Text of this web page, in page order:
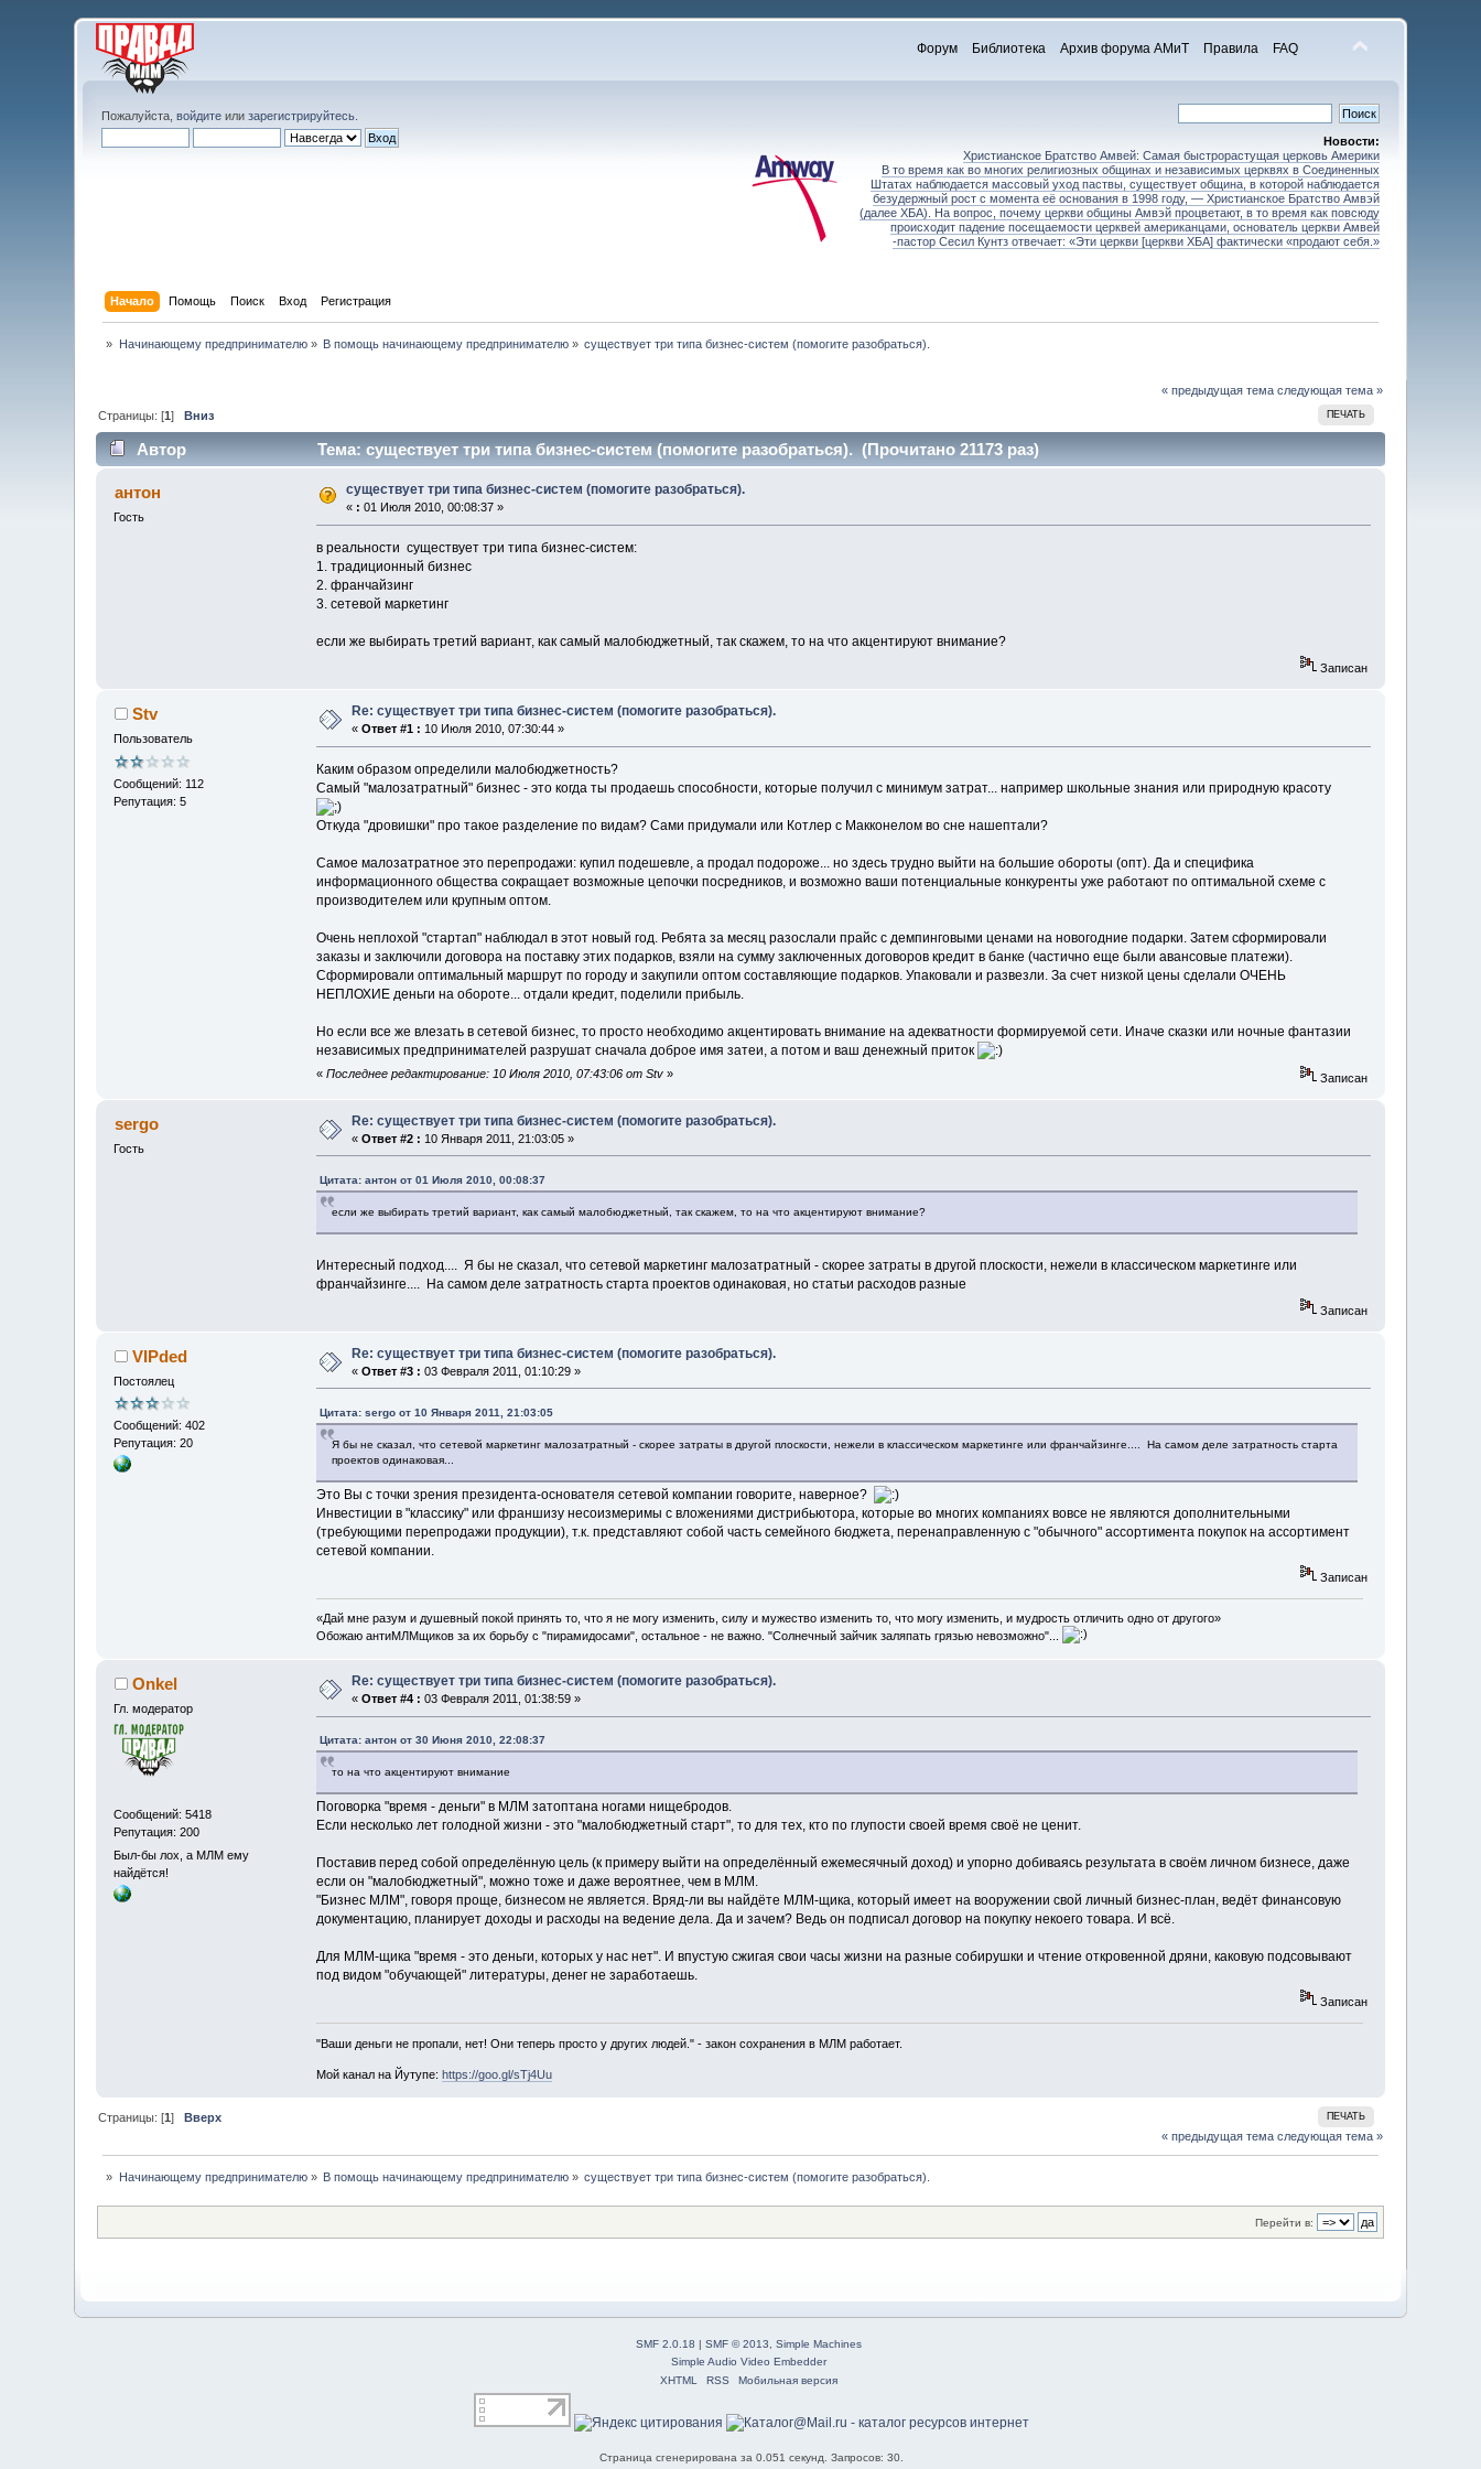
Форум Библиотека Архив форума АМиТ Правила FAQ
Пожалуйста,войдите илизарегистрируйтесь
Новости:
Христианское Братство Амвей: Самая быстрорастущая церковь Америки
В то время как во многих религиозных общинах и независимых церквях в Соединенных
Штатах наблюдается массовый уход паствы, существует община, в которой наблюдается
безудержный рост с момента её основания в 1998 году, — Христианское Братство Амвэй
(далее ХБА). На вопрос, почему церкви общины Амвэй процветают, в то время как повсюду
происходит падение посещаемости церквей американцами, основатель церкви Амвей
-пастор Сесил Кунтз отвечает: «Эти церкви [церкви ХБА] фактически «продают себя.»
Начало Помощь Поиск Вход Регистрация
» Начинающему предпринимателю» В помощь начинающему предпринимателю » существует три типа бизнес-систем (помогите разобраться).
« предыдущая тема следующая тема »
ПЕЧАТЬ
Страницы: [1]Вниз
Автор Тема: существует три типа бизнес-систем (помогите разобраться). (Прочитано 21173 раз)
антон
Гость
существует три типа бизнес-систем (помогите разобраться).
« : 01 Июля 2010, 00:08:37 »
в реальности существует три типа бизнес-систем:
1. традиционный бизнес
2. франчайзинг
3. сетевой маркетинг
если же выбирать третий вариант, как самый малобюджетный, так скажем, то на что акцентируют внимание?
Записан
Stv
Пользователь
Сообщений: 112
Репутация: 5
Re: существует три типа бизнес-систем (помогите разобраться).
«Ответ #1 : 10 Июля 2010, 07:30:44 »
Каким образом определили малобюджетность?
Самый "малозатратный" бизнес - это когда ты продаешь способности, которые получил с минимум затрат... например школьные знания или природную красоту
Откуда "дровишки" про такое разделение по видам? Сами придумали или Котлер с Макконелом во сне нашептали?
Самое малозатратное это перепродажи: купил подешевле, а продал подороже... но здесь трудно выйти на большие обороты (опт). Да и специфика
информационного общества сокращает возможные цепочки посредников, и возможно ваши потенциальные конкуренты уже работают по оптимальной схеме с
производителем или крупным оптом.
Очень неплохой "стартап" наблюдал в этот новый год. Ребята за месяц разослали прайс с демпинговыми ценами на новогодние подарки. Затем сформировали
заказы и заключили договора на поставку этих подарков, взяли на сумму заключенных договоров кредит в банке (частично еще были авансовые платежи).
Сформировали оптимальный маршрут по городу и закупили оптом составляющие подарков. Упаковали и развезли. За счет низкой цены сделали ОЧЕНЬ
НЕПЛОХИЕ деньги на обороте... отдали кредит, поделили прибыль.
Но если все же влезать в сетевой бизнес, то просто необходимо акцентировать внимание на адекватности формируемой сети. Иначе сказки или ночные фантазии
независимых предпринимателей разрушат сначала доброе имя затеи, а потом и ваш денежный приток
« Последнее редактирование: 10 Июля 2010, 07:43:06 от Stv» Записан
sergo
Гость
Re: существует три типа бизнес-систем (помогите разобраться).
«Ответ #2 : 10 Января 2011, 21:03:05 »
Цитата: антон от 01 Июля 2010, 00:08:37
если же выбирать третий вариант, как самый малобюджетный, так скажем, то на что акцентируют внимание?
Интересный подход.... Я бы не сказал, что сетевой маркетинг малозатратный - скорее затраты в другой плоскости, нежели в классическом маркетинге или
франчайзинге.... На самом деле затратность старта проектов одинаковая, но статьи расходов разные
Записан
VIPded
Постоялец
Сообщений: 402
Репутация: 20
Re: существует три типа бизнес-систем (помогите разобраться).
«Ответ #3 : 03 Февраля 2011, 01:10:29 »
Цитата: sergo от 10 Января 2011, 21:03:05
Я бы не сказал, что сетевой маркетинг малозатратный - скорее затраты в другой плоскости, нежели в классическом маркетинге или франчайзинге.... На самом деле затратность старта
проектов одинаковая...
Это Вы с точки зрения президента-основателя сетевой компании говорите, наверное?
Инвестиции в "классику" или франшизу несоизмеримы с вложениями дистрибьютора, которые во многих компаниях вовсе не являются дополнительными
(требующими перепродажи продукции), т.к. представляют собой часть семейного бюджета, перенаправленную с "обычного" ассортимента покупок на ассортимент
сетевой компании.
Записан
«Дай мне разум и душевный покой принять то, что я не могу изменить, силу и мужество изменить то, что могу изменить, и мудрость отличить одно от другого»
Обожаю антиМЛМщиков за их борьбу с "пирамидосами", остальное - не важно. "Солнечный зайчик заляпать грязью невозможно"...
Onkel
Гл. модератор
Сообщений: 5418
Репутация: 200
Был-бы лох, а МЛМ ему
найдётся!
Re: существует три типа бизнес-систем (помогите разобраться).
«Ответ #4 : 03 Февраля 2011, 01:38:59 »
Цитата: антон от 30 Июня 2010, 22:08:37
то на что акцентируют внимание
Поговорка "время - деньги" в МЛМ затоптана ногами нищебродов.
Если несколько лет голодной жизни - это "малобюджетный старт", то для тех, кто по глупости своей время своё не ценит.
Поставив перед собой определённую цель (к примеру выйти на определённый ежемесячный доход) и упорно добиваясь результата в своём личном бизнесе, даже
если он "малобюджетный", можно тоже и даже вероятнее, чем в МЛМ.
"Бизнес МЛМ", говоря проще, бизнесом не является. Вряд-ли вы найдёте МЛМ-щика, который имеет на вооружении свой личный бизнес-план, ведёт финансовую
документацию, планирует доходы и расходы на ведение дела. Да и зачем? Ведь он подписал договор на покупку некоего товара. И всё.
Для МЛМ-щика "время - это деньги, которых у нас нет". И впустую сжигая свои часы жизни на разные собирушки и чтение откровенной дряни, каковую подсовывают
под видом "обучающей" литературы, денег не заработаешь.
Записан
"Ваши деньги не пропали, нет! Они теперь просто у других людей." - закон сохранения в МЛМ работает.
Мой канал на Йутупе: https://goo.gl/sTj4Uu
ПЕЧАТЬ
Страницы: [1]Вверх
« предыдущая тема следующая тема »
» Начинающему предпринимателю» В помощь начинающему предпринимателю » существует три типа бизнес-систем (помогите разобраться).
Перейти в:
SMF 2.0.18 | SMF © 2013
Simple Machines
Simple Audio Video Embedder
XHTML
RSS Мобильная версия
Страница сгенерирована за 0.051 секунд. Запросов: 30.